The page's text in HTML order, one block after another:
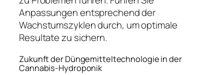
Anpassungen entsprechend der
Wachstumszyklen durch, um optimale
Resultate zu sichern.
Zukunft der Düngemitteltechnologie in der
Cannabis-Hydroponik